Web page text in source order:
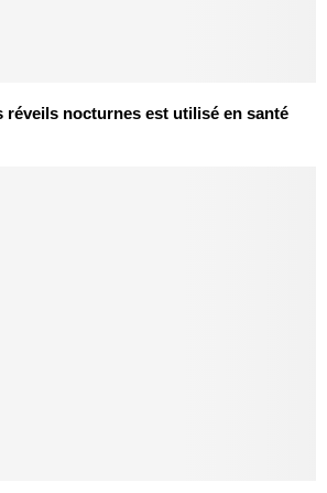
réveils nocturnes est utilisé en santé